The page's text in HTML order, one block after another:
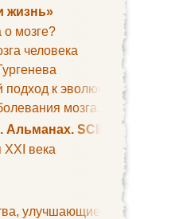
жизнь»
о мозге?
человека
подход к эволюции мозга
мозга. Все может
Альманах. SCIENTIFIC
XXI века
улучшающие умственные